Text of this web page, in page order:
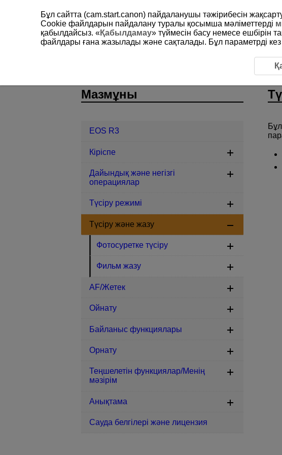
Түсіру және жазу
Мазмұны
EOS R3
Кіріспе
Дайындық және негізгі
операциялар
Түсіру режимі
Түсіру және жазу
Фотосуретке түсіру
Фильм жазу
AF/Жетек
Ойнату
Байланыс функциялары
Орнату
Теңшелетін функциялар/Менің
мәзірім
Анықтама
Сауда белгілері және лицензия
Бұл сайтта (cam.start.canon) пайдаланушы тәжірибесін
Cookie файлдарын пайдалану туралы қосымша мәліметтерді
қабылдайсыз. «Қабылдамау» түймесін басу немесе ешбірін
файлдары ғана жазылады және сақталады. Бұл параметрді кез